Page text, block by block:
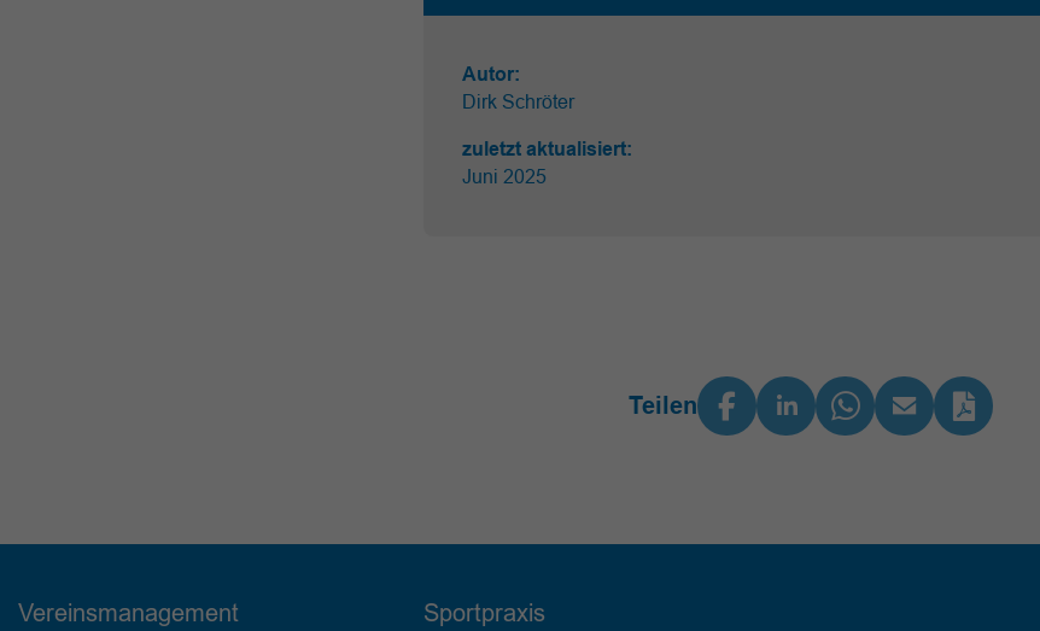
Autor:
Dirk Schröter
zuletzt aktualisiert:
Juni 2025
Teilen
Vereinsmanagement Sportpraxis